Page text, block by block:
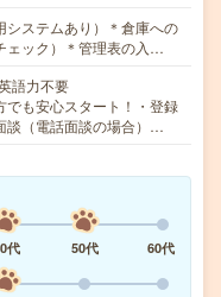
システムあり）＊倉庫への
ェック）＊管理表の入…
語力不要
でも安心スタート！・登録
談（電話面談の場合）…
代 50代
60代